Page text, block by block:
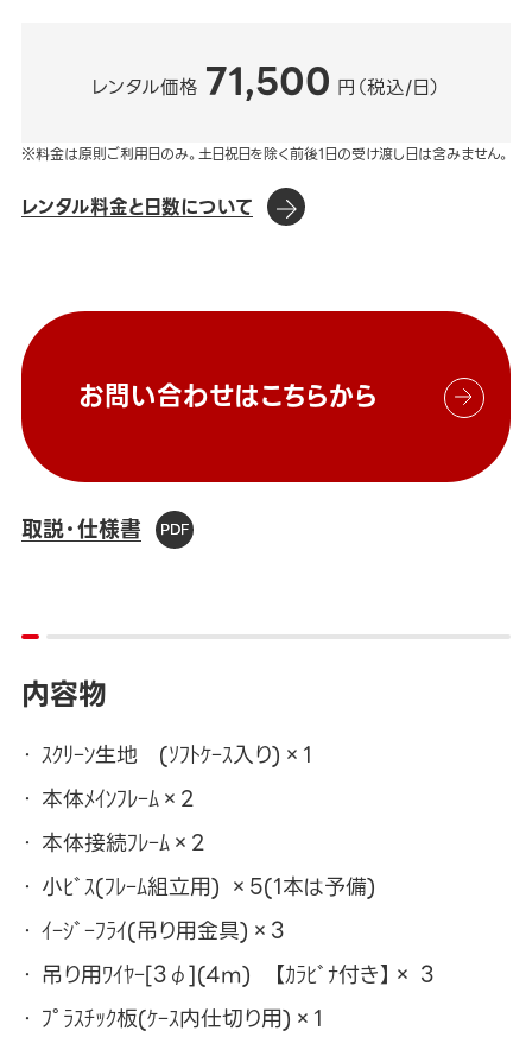
レンタル価格 71,500 円（税込/日）
※料金は原則ご利用日のみ。土日祝日を除く前後1日の受け渡し日は含みません。
レンタル料金と日数について
お問い合わせはこちらから
取説・仕様書
内容物
ｽｸﾘｰﾝ生地 (ｿﾌﾄｹｰｽ入り)×1
本体ﾒｲﾝﾌﾚｰﾑ×2
本体接続ﾌﾚｰﾑ×2
小ﾋﾞｽ(ﾌﾚｰﾑ組立用) ×5(1本は予備)
ｲｰｼﾞｰﾌﾗｲ(吊り用金具)×3
吊り用ﾜｲﾔｰ[3φ](4m) 【ｶﾗﾋﾞﾅ付き】× 3
ﾌﾟﾗｽﾁｯｸ板(ｹｰｽ内仕切り用)×1